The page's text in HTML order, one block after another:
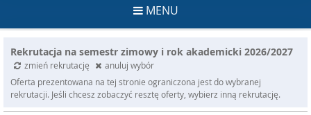
MENU
Rekrutacja na semestr zimowy i rok akademicki 2026/2027
zmień rekrutację
anuluj wybór
Oferta prezentowana na tej stronie ograniczona jest do wybranej
rekrutacji. Jeśli chcesz zobaczyć resztę oferty, wybierz inną rekrutację.